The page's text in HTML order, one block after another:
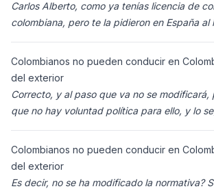
Carlos Alberto, como ya tenías licencia de
colombiana, pero te la pidieron en España al
Colombianos no pueden conducir en
del exterior
Correcto, y al paso que va no se modificará,
que no hay voluntad política para ello, y lo
Colombianos no pueden conducir en
del exterior
Es decir, no se ha modificado la normativa?